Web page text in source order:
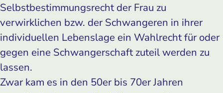
Selbstbestimmungsrecht der Frau zu
verwirklichen bzw. der Schwangeren in ihrer
individuellen Lebenslage ein Wahlrecht für oder
gegen eine Schwangerschaft zuteil werden zu
lassen.
Zwar kam es in den 50er bis 70er Jahren